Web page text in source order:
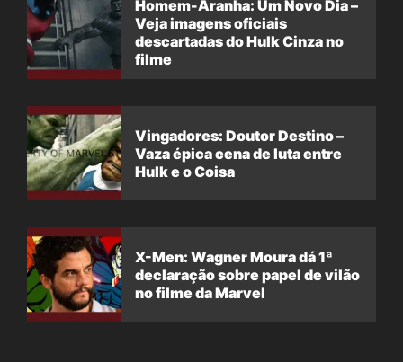
Homem-Aranha: Um Novo Dia –
Veja imagens oficiais
descartadas do Hulk Cinza no
filme
Vingadores: Doutor Destino –
Vaza épica cena de luta entre
Hulk e o Coisa
X-Men: Wagner Moura dá 1ª
declaração sobre papel de vilão
no filme da Marvel